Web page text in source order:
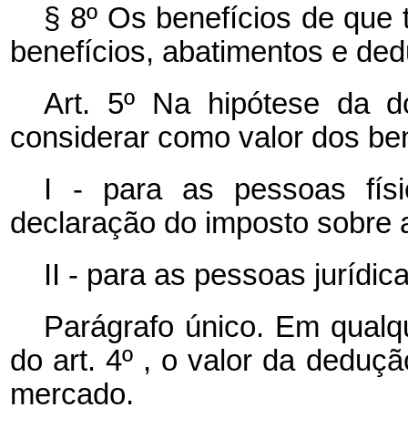
§ 8º Os benefícios de
benefícios, abatimentos e
Art. 5º Na hipótese da
considerar como valor dos
I - para as pessoas
declaração do imposto sobre
II - para as pessoas
Parágrafo único. Em
do art. 4º , o valor da
mercado.